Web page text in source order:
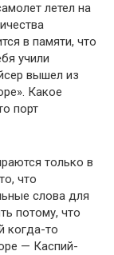
летел на
в памяти, что
учили
вышел из
Какое
порт
только в
что
слова для
потому, что
когда-то
— Каспий­